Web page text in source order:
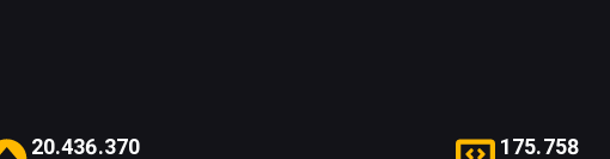
20.436.370 175.758